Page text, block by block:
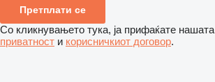
Претплати се
Со кликнувањето тука, ја прифаќате нашата
приватност и корисничкиот договор.